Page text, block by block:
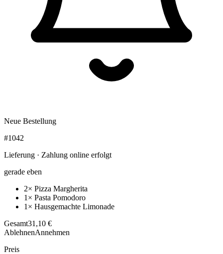
Neue Bestellung
#1042
Lieferung · Zahlung online erfolgt
gerade eben
2× Pizza Margherita
1× Pasta Pomodoro
1× Hausgemachte Limonade
Gesamt31,10 €
AblehnenAnnehmen
Preis